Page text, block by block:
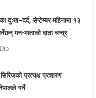
दुःख–दर्द, सेप्टेम्बर महिनामा १३
मन-माताको दाता चन्द्र
Dip
प्रत्यक्ष प्रशारण
गर्ने